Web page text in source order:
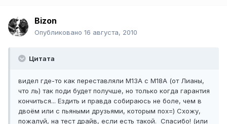
Bizon
Опубликовано 16 августа, 2010
Цитата
видел где-то как переставляли М13А с М18А (от Лианы,
что ль) так поди будет получше, но только когда гарантия
кончиться... Ездить и правда собираюсь не боле, чем в
двоём или с пьяными друзьями, которым пох=) Схожу,
пожалуй, на тест драйв, если есть такой. Спасибо! (или